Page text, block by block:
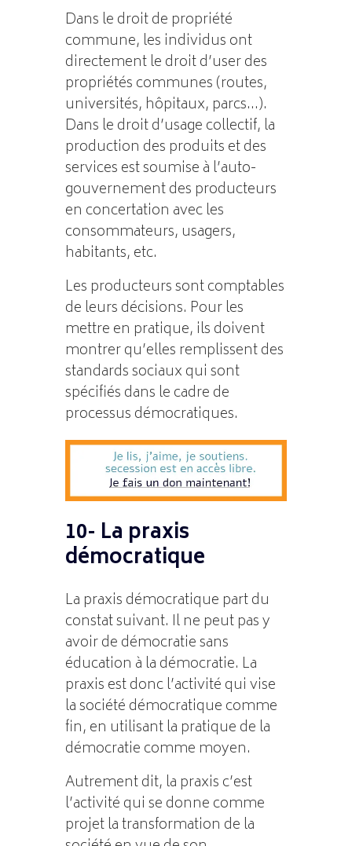
Dans le droit de propriété
commune, les individus ont
directement le droit d’user des
propriétés communes (routes,
universités, hôpitaux, parcs…).
Dans le droit d’usage collectif, la
production des produits et des
services est soumise à l’auto-
gouvernement des producteurs
en concertation avec les
consommateurs, usagers,
habitants, etc.
Les producteurs sont comptables
de leurs décisions. Pour les
mettre en pratique, ils doivent
montrer qu’elles remplissent des
standards sociaux qui sont
spécifiés dans le cadre de
processus démocratiques.
10- La praxis
démocratique
La praxis démocratique part du
constat suivant. Il ne peut pas y
avoir de démocratie sans
éducation à la démocratie. La
praxis est donc l’activité qui vise
la société démocratique comme
fin, en utilisant la pratique de la
démocratie comme moyen.
Autrement dit, la praxis c’est
l’activité qui se donne comme
projet la transformation de la